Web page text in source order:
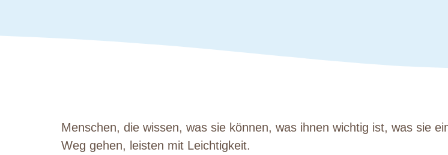
Menschen, die wissen, was sie können, was ihnen wichtig ist, was sie
Weg gehen, leisten mit Leichtigkeit.